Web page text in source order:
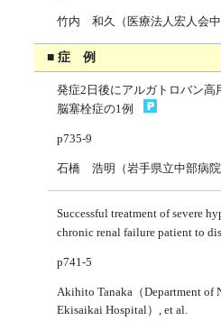
竹内 和久（医療法人宏人会
■ 症 例
発症2日後にアルガトロバン高
脳塞栓症の1例
p735-9
石橋 浩明（岩手県立中部病
Successful treatment of severe
chronic renal failure patient to
p741-5
Akihito Tanaka（Department of
Ekisaikai Hospital）, et al.